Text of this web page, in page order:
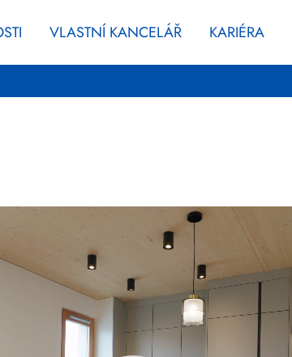
VLASTNÍ KANCELÁŘ KARIÉRA